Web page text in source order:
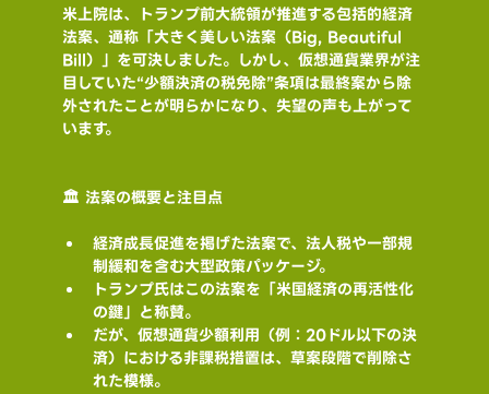
米上院は、トランプ前大統領が推進する包括的経済
法案、通称「大きく美しい法案（Big, Beautiful
Bill）」を可決しました。しかし、仮想通貨業界が注
目していた“少額決済の税免除”条項は最終案から除
外されたことが明らかになり、失望の声も上がって
います。
🏛️ 法案の概要と注目点
経済成長促進を掲げた法案で、法人税や一部規
制緩和を含む大型政策パッケージ。
トランプ氏はこの法案を「米国経済の再活性化
の鍵」と称賛。
だが、仮想通貨少額利用（例：20ドル以下の決
済）における非課税措置は、草案段階で削除さ
れた模様。